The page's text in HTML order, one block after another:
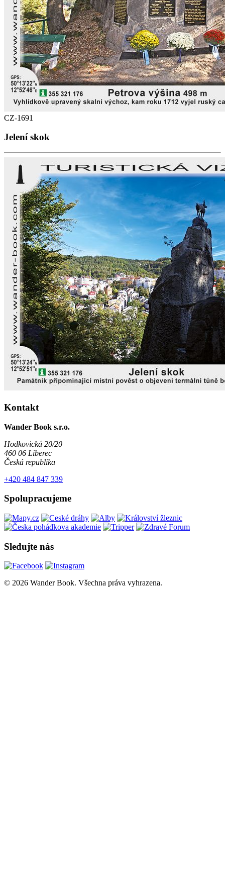
CZ-1691
Jelení skok
Kontakt
Wander Book s.r.o.
Hodkovická 20/20
460 06 Liberec
Česká republika
+420 484 847 339
Spolupracujeme
Sledujte nás
© 2026 Wander Book. Všechna práva vyhrazena.